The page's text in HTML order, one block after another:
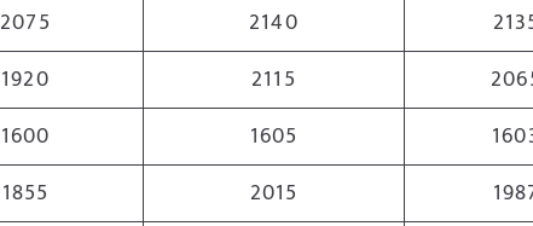
2075 2140
1920 2115
1600 1605
1855 2015